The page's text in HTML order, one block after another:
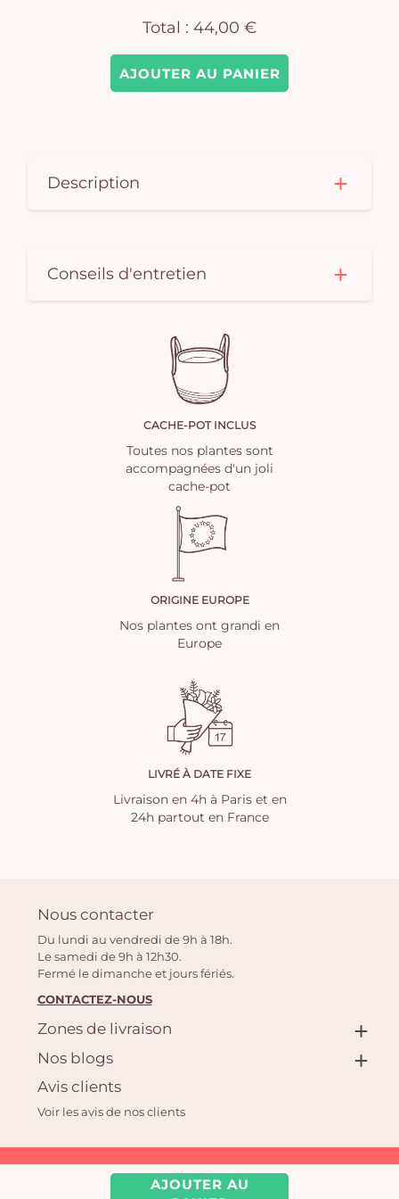
AJOUTER AU PANIER
AJOUTER AU
Total : 44,00 €
Description
Conseils d'entretien
CACHE-POT INCLUS
Toutes nos plantes sont
accompagnées d'un joli
cache-pot
ORIGINE EUROPE
Nos plantes ont grandi en
Europe
LIVRÉ À DATE FIXE
Livraison en 4h à Paris et en
24h partout en France
Nous contacter
Du lundi au vendredi de 9h à 18h.
Le samedi de 9h à 12h30.
Fermé le dimanche et jours fériés.
CONTACTEZ-NOUS
Zones de livraison
Nos blogs
Avis clients
Voir les avis de nos clients
Aquarelle.com SAS
39 rue Anatole France, 92300 Levallois-Perret | Fleuriste en ligne